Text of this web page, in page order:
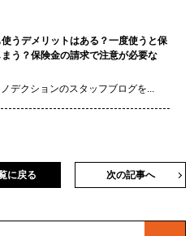
うデメリットはある？一度使うと保
う？保険金の請求で注意が必要な
デクションのスタッフブログを...
次の記事へ
に戻る